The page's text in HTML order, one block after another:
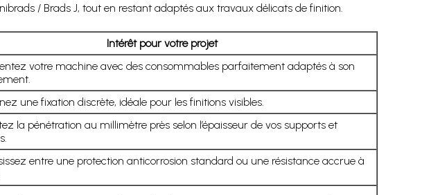
/ Brads J, tout en restant adaptés aux travaux délicats de finition.
Intérêt pour votre projet
votre machine avec des consommables parfaitement adaptés à son
une fixation discrète, idéale pour les finitions visibles.
la pénétration au millimètre près selon l’épaisseur de vos supports et
entre une protection anticorrosion standard ou une résistance accrue à